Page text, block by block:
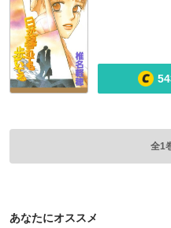
全1
あなたにオススメ